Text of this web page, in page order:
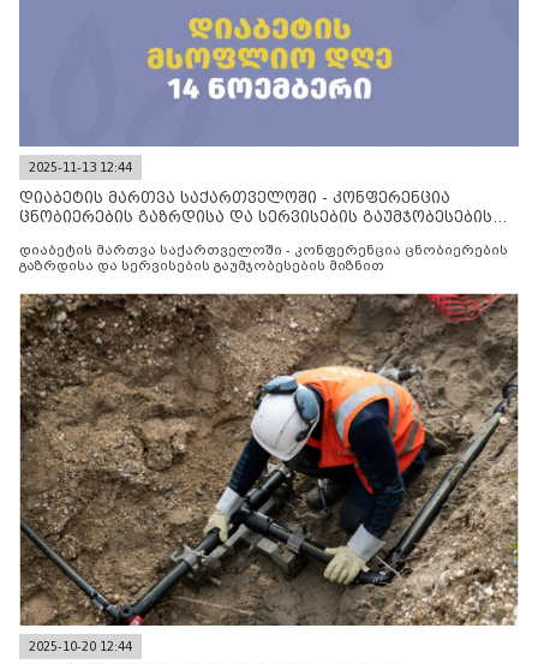
2025-11-13 12:44
დიაბეტის მართვა საქართველოში - კონფერენცია
ცნობიერების გაზრდისა და სერვისების გაუმჯობესების
დიაბეტის მართვა საქართველოში - კონფერენცია ცნობიერების
გაზრდისა და სერვისების გაუმჯობესების მიზნით
2025-10-20 12:44